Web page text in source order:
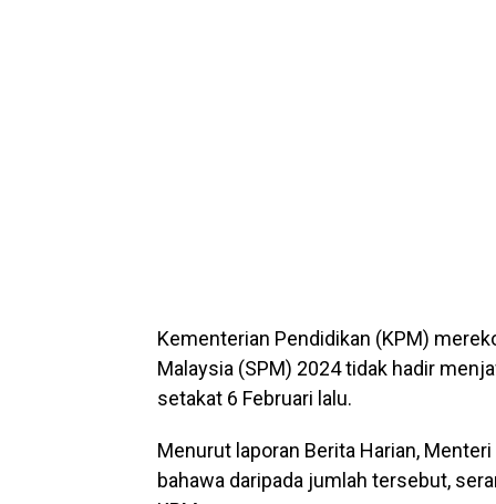
Kementerian Pendidikan (KPM)
Malaysia (SPM) 2024 tidak hadir
setakat 6 Februari lalu.
Menurut laporan Berita Harian,
bahawa daripada jumlah tersebut,